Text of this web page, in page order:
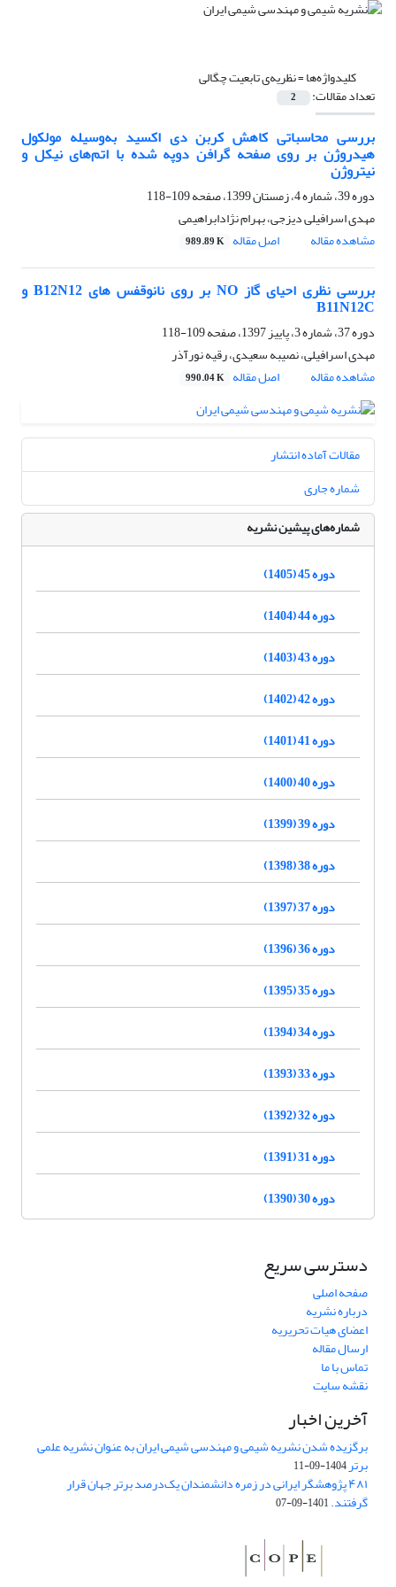
کلیدواژه‌ها =نظریه‌ی تابعیت چگالی
تعداد مقالات: 2
بررسی محاسباتی کاهش کربن دی اکسید به‌وسیله مولکول
هیدروژن بر روی صفحه گرافن دوپه شده با اتم‌های نیکل و
نیتروژن
دوره 39، شماره 4، زمستان 1399، صفحه
109-118
مهدی اسرافیلی دیزجی، بهرام نژادابراهیمی
مشاهده مقاله
اصل مقاله 989.89 K
بررسی نظری احیای گاز NO بر روی نانوقفس های B12N12 و
B11N12C
دوره 37، شماره 3، پاییز 1397، صفحه
109-118
مهدی اسرافیلی، نصیبه سعیدی، رقیه نورآذر
مشاهده مقاله
اصل مقاله 990.04 K
مقالات آماده انتشار
شماره جاری
شماره‌های پیشین نشریه
دوره 45 (1405)
دوره 44 (1404)
دوره 43 (1403)
دوره 42 (1402)
دوره 41 (1401)
دوره 40 (1400)
دوره 39 (1399)
دوره 38 (1398)
دوره 37 (1397)
دوره 36 (1396)
دوره 35 (1395)
دوره 34 (1394)
دوره 33 (1393)
دوره 32 (1392)
دوره 31 (1391)
دوره 30 (1390)
دسترسی سریع
صفحه اصلی
درباره نشریه
اعضای هیات تحریریه
ارسال مقاله
تماس با ما
نقشه سایت
آخرین اخبار
برگزیده شدن نشریه شیمی و مهندسی شیمی ایران به عنوان نشریه علمی
برتر1404-09-11
۴۸۱ پژوهشگر ایرانی در زمره دانشمندان یک‌درصد برتر جهان قرار
گرفتند.1401-09-07